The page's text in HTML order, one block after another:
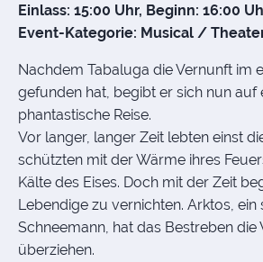
Einlass: 15:00 Uhr, Beginn: 16:00
Event-Kategorie: Musical /
Nachdem Tabaluga die Vernunft im
gefunden hat, begibt er sich nun auf
phantastische Reise.
Vor langer, langer Zeit lebten einst
schützten mit der Wärme ihres
Kälte des Eises. Doch mit der Zeit
Lebendige zu vernichten. Arktos, ein
Schneemann, hat das Bestreben die
überziehen.